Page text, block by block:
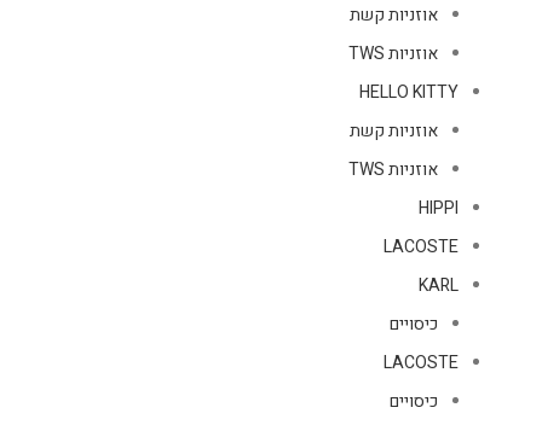
אוזניות קשת
אוזניות TWS
HELLO KITTY
אוזניות קשת
אוזניות TWS
HIPPI
LACOSTE
KARL
כיסויים
LACOSTE
כיסויים